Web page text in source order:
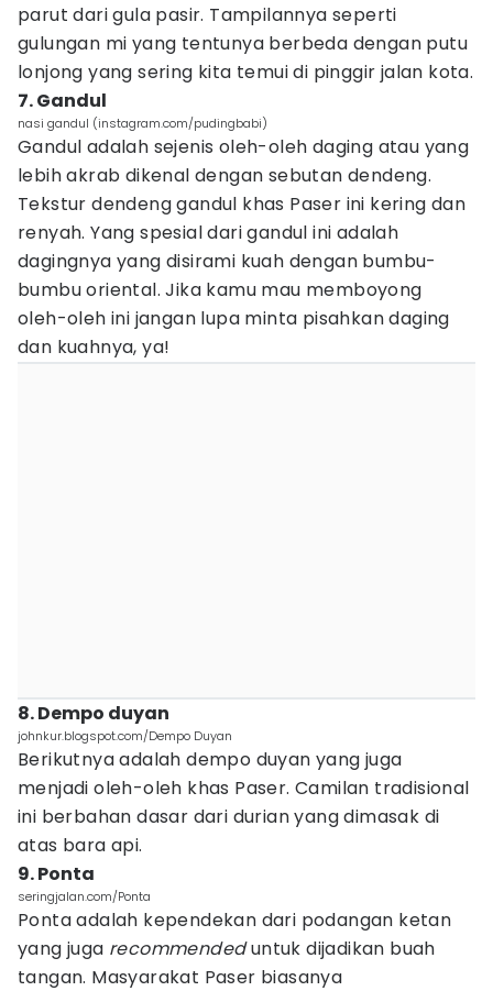
parut dari gula pasir. Tampilannya seperti
gulungan mi yang tentunya berbeda dengan putu
lonjong yang sering kita temui di pinggir jalan kota.
7. Gandul
nasi gandul (instagram.com/pudingbabi)
Gandul adalah sejenis oleh-oleh daging atau yang
lebih akrab dikenal dengan sebutan dendeng.
Tekstur dendeng gandul khas Paser ini kering dan
renyah. Yang spesial dari gandul ini adalah
dagingnya yang disirami kuah dengan bumbu-
bumbu oriental. Jika kamu mau memboyong
oleh-oleh ini jangan lupa minta pisahkan daging
dan kuahnya, ya!
8. Dempo duyan
johnkur.blogspot.com/Dempo Duyan
Berikutnya adalah dempo duyan yang juga
menjadi oleh-oleh khas Paser. Camilan tradisional
ini berbahan dasar dari durian yang dimasak di
atas bara api.
9. Ponta
seringjalan.com/Ponta
Ponta adalah kependekan dari podangan ketan
yang juga recommendeduntuk dijadikan buah
tangan. Masyarakat Paser biasanya